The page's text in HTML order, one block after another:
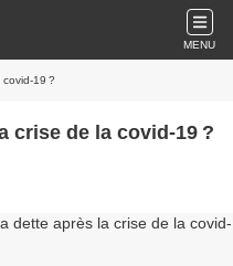
MENU
19 ?
crise de la covid-19 ?